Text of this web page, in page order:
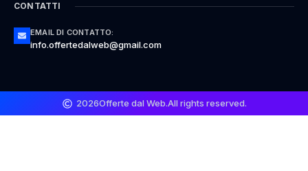
CONTATTI
EMAIL DI CONTATTO:
info.offertedalweb@gmail.com
2026Offerte dal Web.All rights reserved.